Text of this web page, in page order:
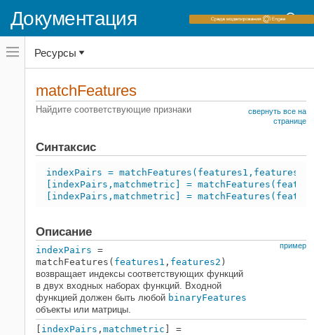
Документация
Переключатель
навигационного
меню
переключатель
навигационного
Computer Vision Toolbox
Computer Vision Toolbox
Семантическая Сегментация
Обнаружение объектов
Структура от движения и визуального
Структура от движения
matchFeatures
НА ЭТОЙ СТРАНИЦЕ
Ресурсы
matchFeatures
Найдите соответствующие признаки
свернуть все на
странице
Синтаксис
indexPairs = matchFeatures(features1,features2)
[indexPairs,matchmetric] =
[indexPairs,matchmetric] =
Описание
пример
indexPairs =
matchFeatures( features1 , features2 )
возвращает индексы соответствующих функций
в двух входных наборах функций. Входной
функцией должен быть любой binaryFeatures
объекты или матрицы.
indexPairs , matchmetric ] =